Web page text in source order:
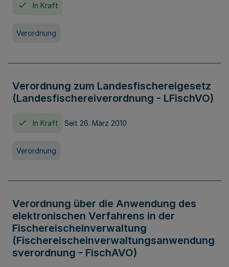
In Kraft
Verordnung
Verordnung zum Landesfischereigesetz
(Landesfischereiverordnung - LFischVO)
In Kraft Seit 26. März 2010
Verordnung
Verordnung über die Anwendung des
elektronischen Verfahrens in der
Fischereischeinverwaltung
(Fischereischeinverwaltungsanwendung
sverordnung - FischAVO)